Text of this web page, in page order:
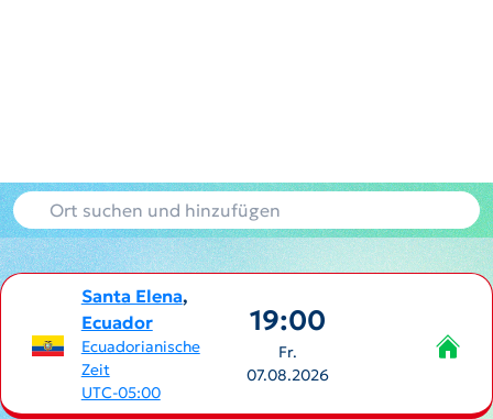
Santa Elena,
Ecuador
Ecuadorianische
Zeit
UTC-05:00
19:00
Fr.
07.08.2026